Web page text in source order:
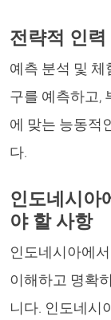
전략적 인력
예측 분석 및 체
구를 예측하고,
에 맞는 능동적
다.
인도네시아
야 할 사항
인도네시아에
이해하고 명확
니다. 인도네시